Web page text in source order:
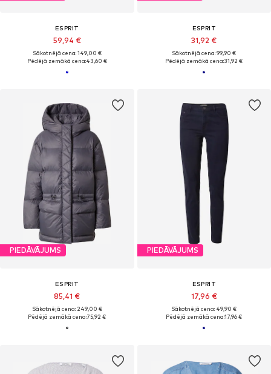
ESPRIT
59,94 €
Sākotnējā cena: 149,00 €
Pēdējā zemākā cena:43,60 €
ESPRIT
31,92 €
Sākotnējā cena: 99,90 €
Pēdējā zemākā cena:31,92 €
PIEDĀVĀJUMS
ESPRIT
85,41 €
Sākotnējā cena: 249,00 €
Pēdējā zemākā cena:75,92 €
PIEDĀVĀJUMS
ESPRIT
17,96 €
Sākotnējā cena: 49,90 €
Pēdējā zemākā cena:17,96 €